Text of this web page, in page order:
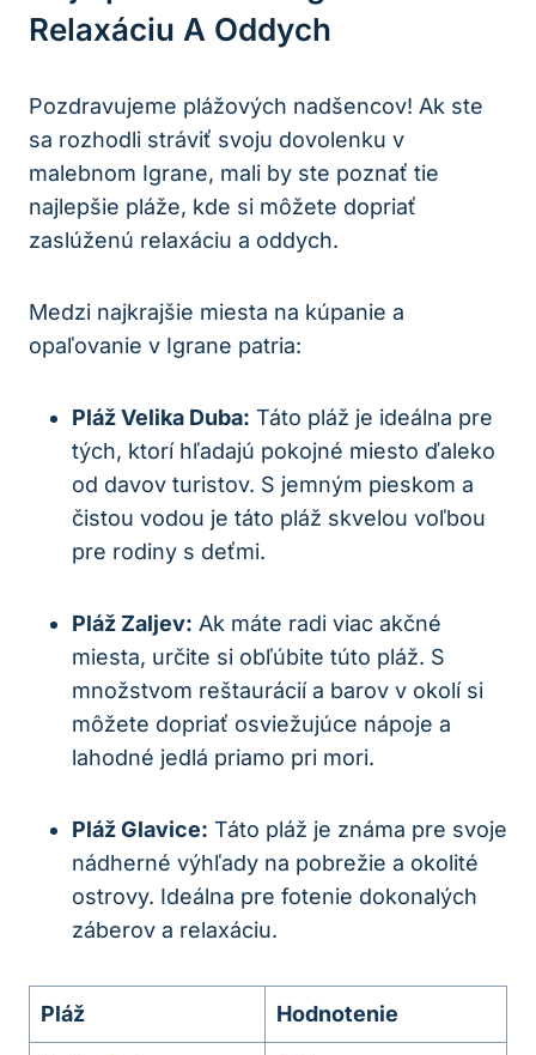
Relaxáciu A Oddych
Pozdravujeme plážových nadšencov! Ak ste
sa rozhodli stráviť svoju dovolenku v
malebnom Igrane, mali by ste poznať tie
najlepšie pláže, kde si môžete dopriať
zaslúženú relaxáciu a oddych.
Medzi najkrajšie miesta na kúpanie a
opaľovanie v Igrane patria:
Pláž Velika Duba: Táto pláž je ideálna pre
tých, ktorí hľadajú pokojné miesto ďaleko
od davov turistov. S jemným pieskom a
čistou vodou je táto pláž skvelou voľbou
pre rodiny s deťmi.
Pláž Zaljev: Ak máte radi viac akčné
miesta, určite si obľúbite túto pláž. S
množstvom reštaurácií a barov v okolí si
môžete dopriať osviežujúce nápoje a
lahodné jedlá priamo pri mori.
Pláž Glavice: Táto pláž je známa pre svoje
nádherné výhľady na pobrežie a okolité
ostrovy. Ideálna pre fotenie dokonalých
záberov a relaxáciu.
Pláž Hodnotenie